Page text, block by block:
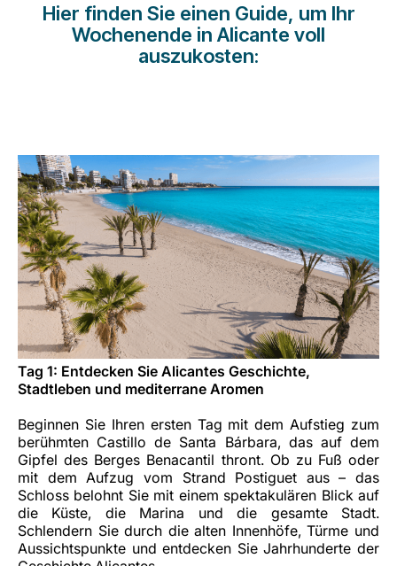
Karriere bei LuxairGroup
Hier finden Sie einen Guide, um Ihr
Wochenende in Alicante voll
auszukosten:
Tag 1: Entdecken Sie Alicantes Geschichte,
Stadtleben und mediterrane Aromen
Beginnen Sie Ihren ersten Tag mit dem Aufstieg zum
berühmten Castillo de Santa Bárbara, das auf dem
Gipfel des Berges Benacantil thront. Ob zu Fuß oder
mit dem Aufzug vom Strand Postiguet aus – das
Schloss belohnt Sie mit einem spektakulären Blick auf
die Küste, die Marina und die gesamte Stadt.
Schlendern Sie durch die alten Innenhöfe, Türme und
Aussichtspunkte und entdecken Sie Jahrhunderte der